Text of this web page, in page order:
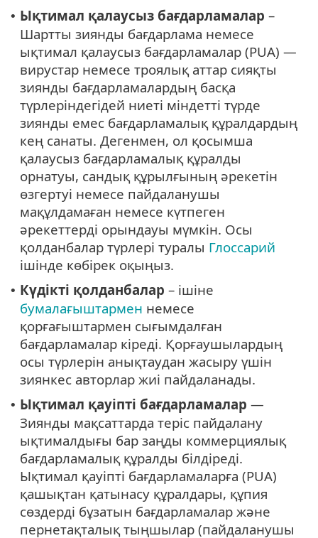
• Ықтимал қалаусыз бағдарламалар –
Шартты зиянды бағдарлама немесе
ықтимал қалаусыз бағдарламалар (PUA) —
вирустар немесе троялық аттар сияқты
зиянды бағдарламалардың басқа
түрлеріндегідей ниеті міндетті түрде
зиянды емес бағдарламалық құралдардың
кең санаты. Дегенмен, ол қосымша
қалаусыз бағдарламалық құралды
орнатуы, сандық құрылғының әрекетін
өзгертуі немесе пайдаланушы
мақұлдамаған немесе күтпеген
әрекеттерді орындауы мүмкін. Осы
қолданбалар түрлері туралы Глоссарий
ішінде көбірек оқыңыз.
• Күдікті қолданбалар – ішіне
бумалағыштармен немесе
қорғағыштармен сығымдалған
бағдарламалар кіреді. Қорғаушылардың
осы түрлерін анықтаудан жасыру үшін
зиянкес авторлар жиі пайдаланады.
• Ықтимал қауіпті бағдарламалар —
Зиянды мақсаттарда теріс пайдалану
ықтималдығы бар заңды коммерциялық
бағдарламалық құралды білдіреді.
Ықтимал қауіпті бағдарламаларға (PUA)
қашықтан қатынасу құралдары, құпия
сөздерді бұзатын бағдарламалар және
пернетақталық тыңшылар (пайдаланушы